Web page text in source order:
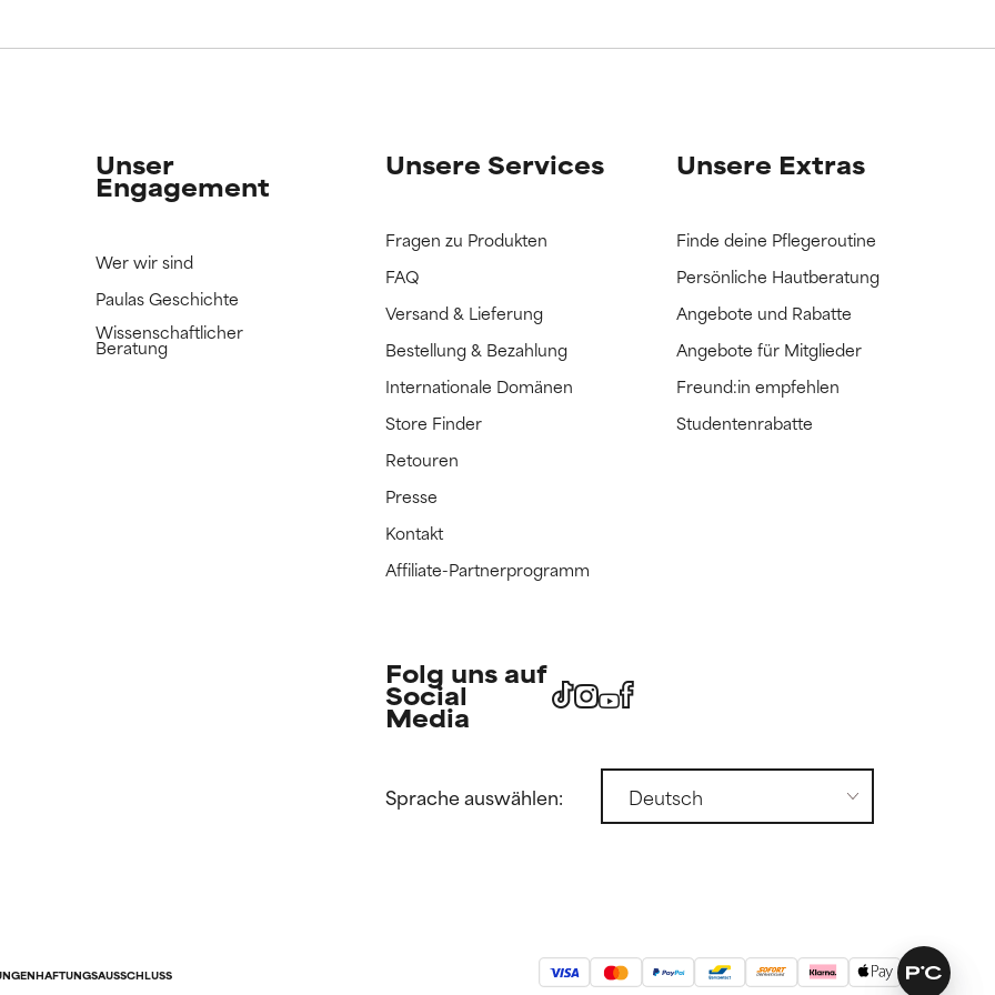
Inhaltsstoff noch nicht eingestuft, da wir noch keine Gelegenheit hatten, die
Inhaltsstoff noch nicht eingestuft, da wir noch keine Gelegenheit hatten, die
Unser
Engagement
Wer wir sind
Paulas Geschichte
Wissenschaftlicher
Beratung
Unsere Services
Fragen zu Produkten
FAQ
Versand & Lieferung
Bestellung & Bezahlung
Internationale Domänen
Store Finder
Retouren
Presse
Kontakt
Affiliate-Partnerprogramm
Unsere Extras
Finde deine Pflegeroutine
Persönliche Hautberatung
Angebote und Rabatte
Angebote für Mitglieder
Freund:in empfehlen
Studentenrabatte
Folg uns auf
Social
Media
Sprache auswählen:
HAFTUNGSAUSSCHLUSS